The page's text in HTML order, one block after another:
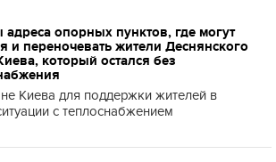
опорных пунктов, где могут
и переночевать жители Деснянского
который остался без
Киева для поддержки жителей в
с теплоснабжением